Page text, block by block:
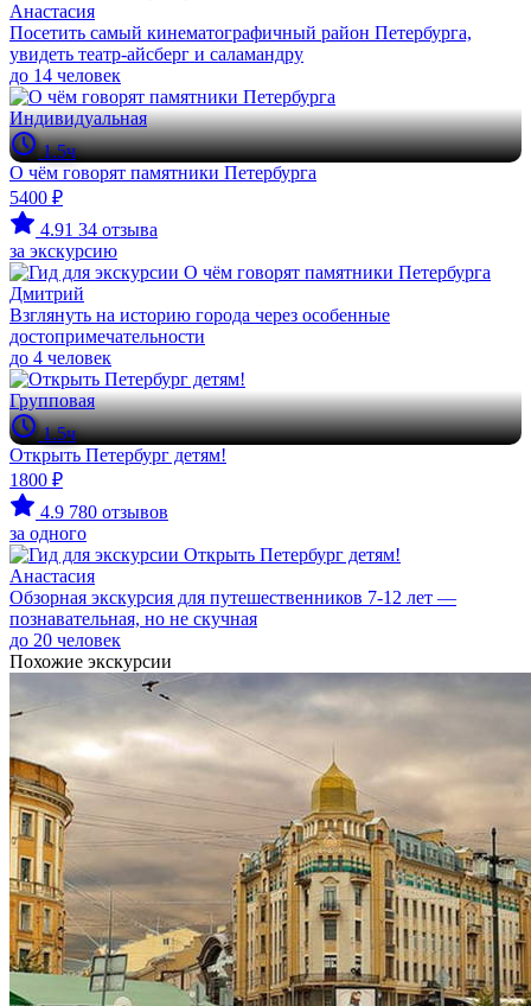
Анастасия
Посетить самый кинематографичный район Петербурга,
увидеть театр-айсберг и саламандру
до 14 человек
Индивидуальная
1.5ч
О чём говорят памятники Петербурга
5400 ₽
4.91 34 отзыва
за экскурсию
Дмитрий
Взглянуть на историю города через особенные
достопримечательности
до 4 человек
Групповая
1.5ч
Открыть Петербург детям!
1800 ₽
4.9 780 отзывов
за одного
Анастасия
Обзорная экскурсия для путешественников 7-12 лет —
познавательная, но не скучная
до 20 человек
Похожие экскурсии